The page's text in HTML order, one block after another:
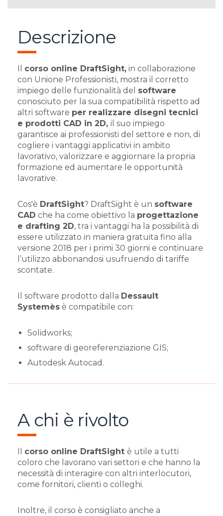
Descrizione
corso online DraftSight, in collaborazione
con Unione Professionisti, mostra il corretto
impiego delle funzionalità del software
conosciuto per la sua compatibilità rispetto ad
altri software per realizzare disegni tecnici
e prodotti CAD in 2D, il suo impiego
garantisce ai professionisti del settore e non, di
cogliere i vantaggi applicativi in ambito
lavorativo, valorizzare e aggiornare la propria
formazione ed aumentare le opportunità
lavorative.
Cos'è DraftSight? DraftSight è un software
CAD che ha come obiettivo la progettazione
e drafting 2D, tra i vantaggi ha la possibilità di
essere utilizzato in maniera gratuita fino alla
versione 2018 per i primi 30 giorni e continuare
l’utilizzo abbonandosi usufruendo di tariffe
scontate.
Il software prodotto dalla Dessault
Systemès è compatibile con:
Solidworks;
software di georeferenziazione GIS;
Autodesk Autocad.
A chi è rivolto
corso online DraftSight è utile a tutti
coloro che lavorano vari settori e che hanno la
necessità di interagire con altri interlocutori,
come fornitori, clienti o colleghi.
Inoltre, il corso è consigliato anche a